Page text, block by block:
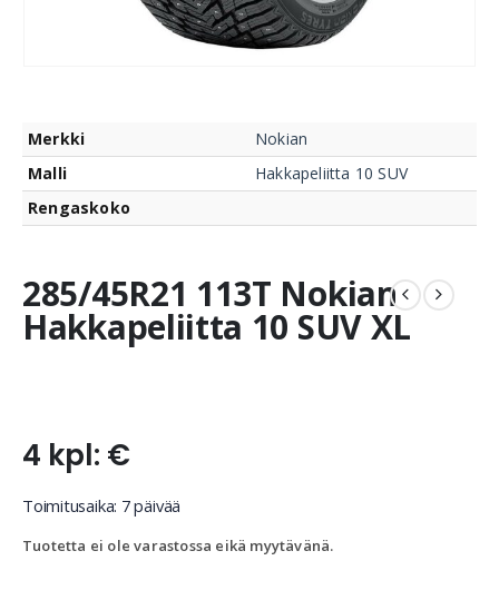
Merkki
Nokian
Malli
Hakkapeliitta 10 SUV
Rengaskoko
285/45R21 113T Nokian
Hakkapeliitta 10 SUV XL
4 kpl: €
Toimitusaika: 7 päivää
Tuotetta ei ole varastossa eikä myytävänä.